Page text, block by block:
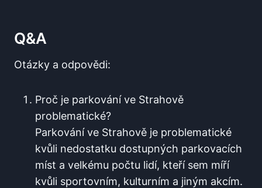
Q&A
Otázky a odpovědi:
Proč je⁣ parkování ve Strahově
problematické?
Parkování ve Strahově⁢ je problematické
⁤kvůli nedostatku dostupných parkovacích
míst a velkému počtu lidí,​ kteří sem míří
⁤kvůli sportovním, kulturním a jiným akcím.